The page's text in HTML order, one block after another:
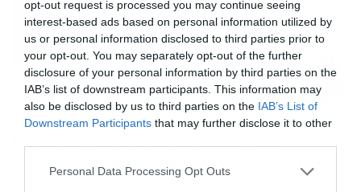
opt-out request is processed you may continue seeing
interest-based ads based on personal information utilized by
us or personal information disclosed to third parties prior to
your opt-out. You may separately opt-out of the further
disclosure of your personal information by third parties on the
IAB’s list of downstream participants. This information may
also be disclosed by us to third parties on the IAB’s List of
Downstream Participants that may further disclose it to other
Please note that this website/app uses one or more Google
Personal Data Processing Opt Outs
29/12/2019 21:29
Μοιάζουν με σκηνές πολέμου – Δεν